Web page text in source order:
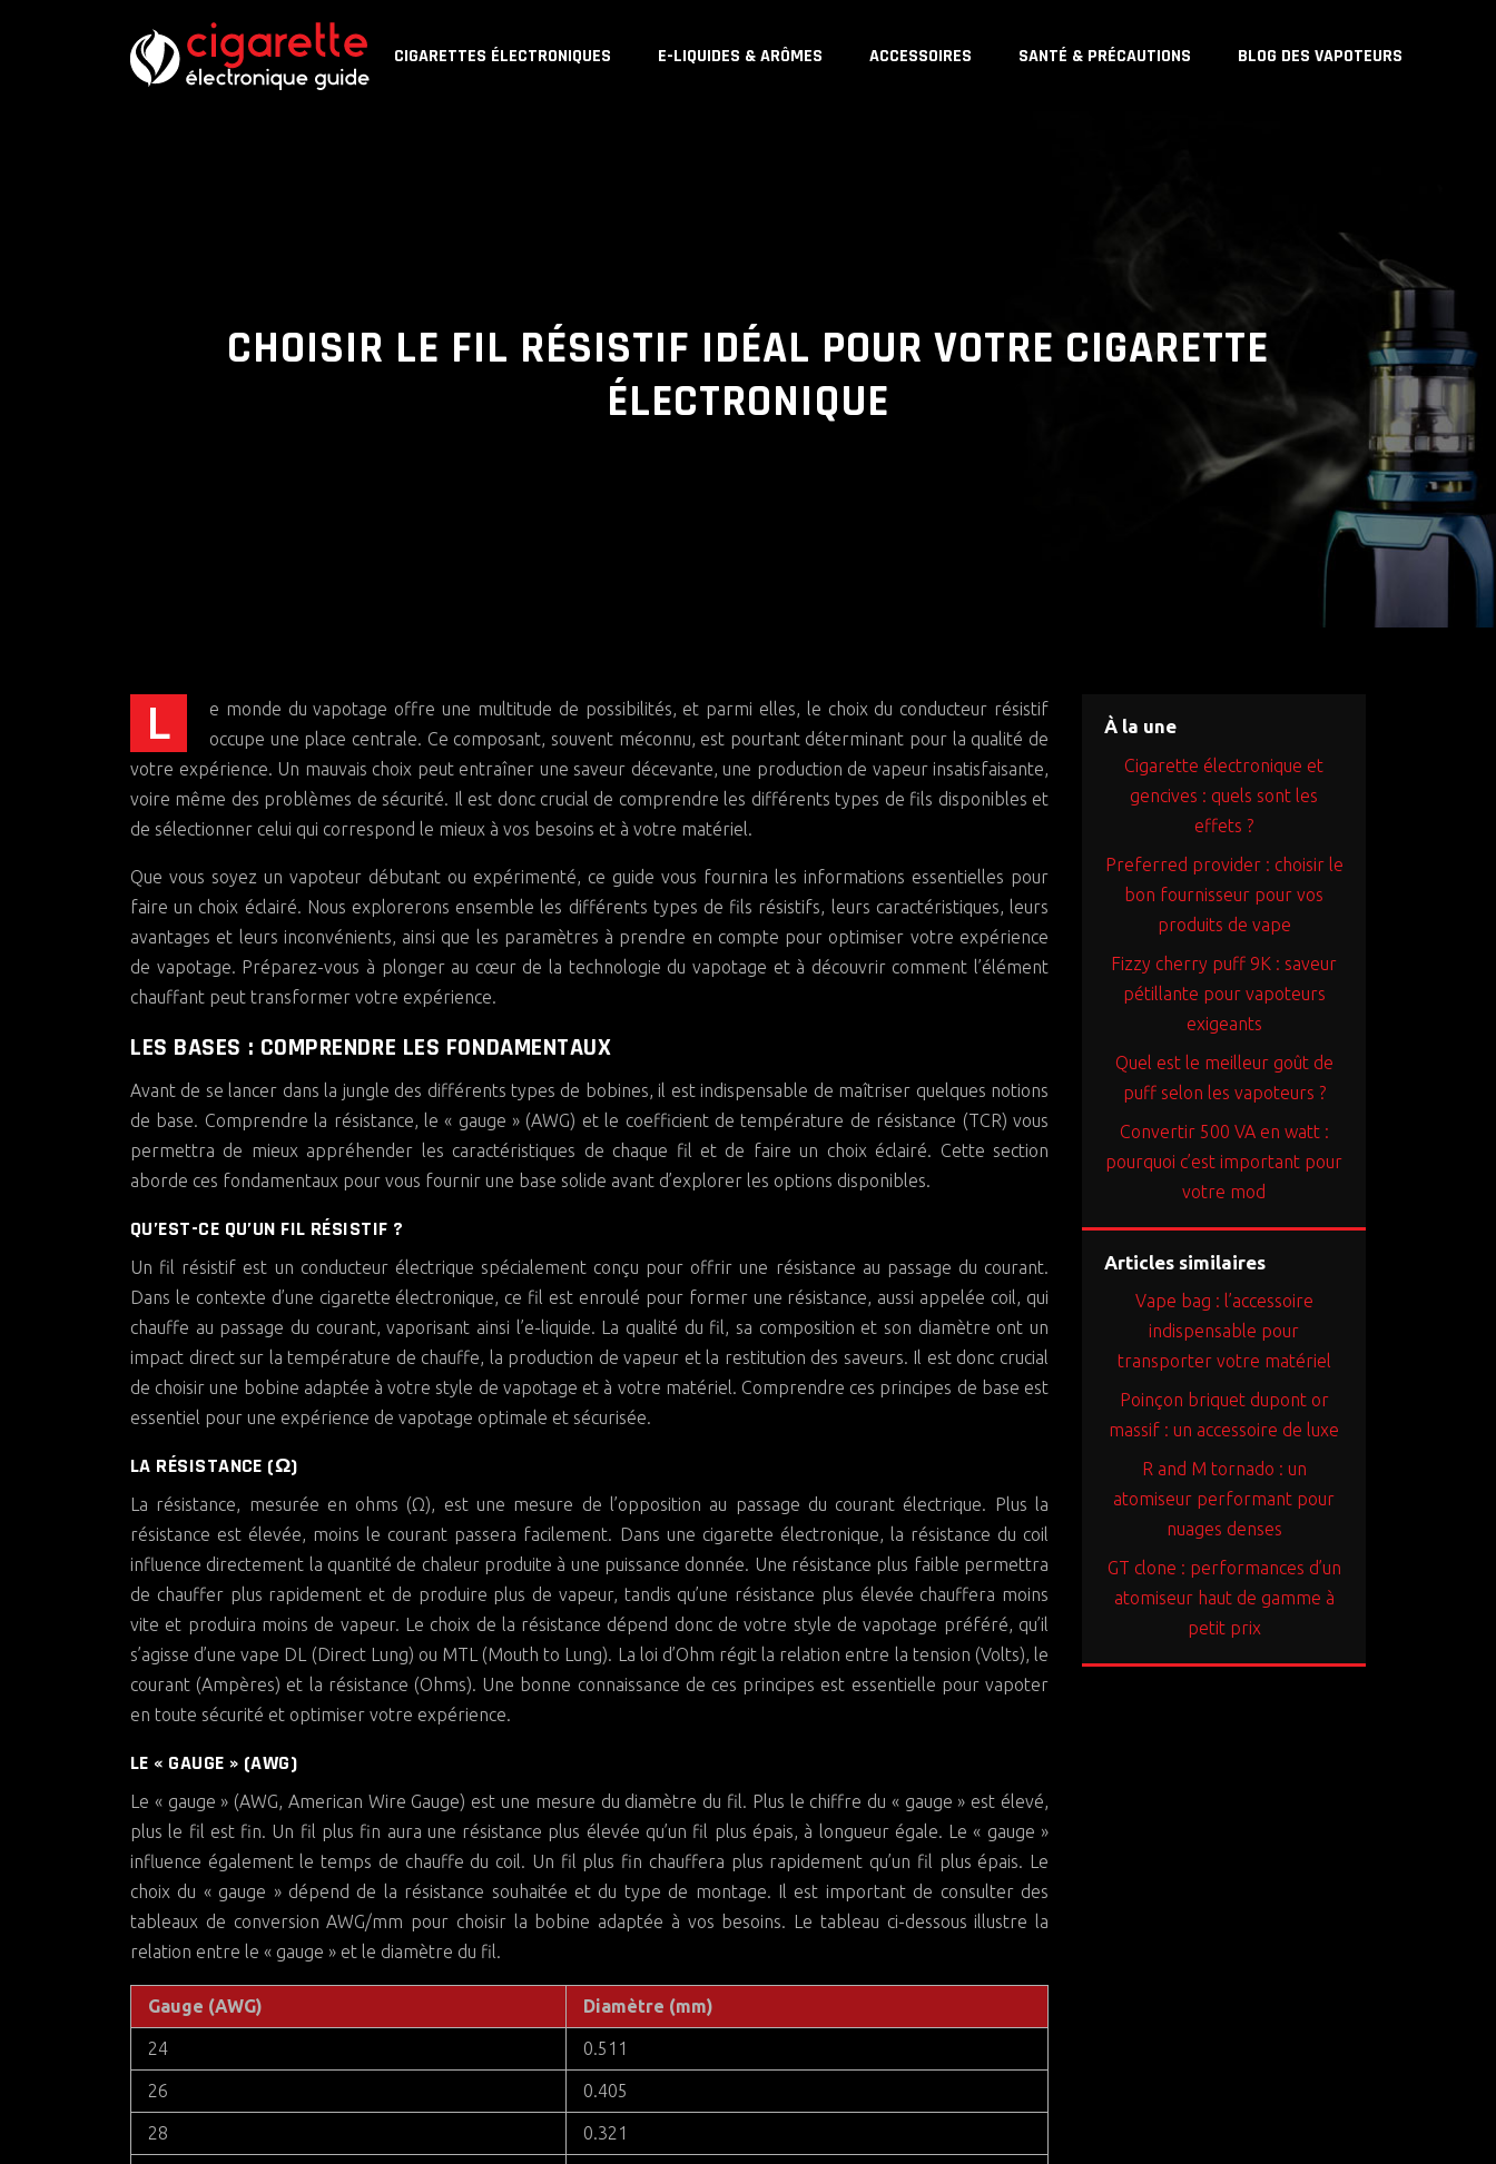
CIGARETTES ÉLECTRONIQUES E-LIQUIDES & ARÔMES ACCESSOIRES SANTÉ & PRÉCAUTIONS BLOG DES VAPOTEURS
CHOISIR LE FIL RÉSISTIF IDÉAL POUR VOTRE CIGARETTE
ÉLECTRONIQUE
Le monde du vapotage offre une multitude de possibilités, et parmi elles, le choix du conducteur résistif
occupe une place centrale. Ce composant, souvent méconnu, est pourtant déterminant pour la qualité de
votre expérience. Un mauvais choix peut entraîner une saveur décevante, une production de vapeur insatisfaisante,
voire même des problèmes de sécurité. Il est donc crucial de comprendre les différents types de fils disponibles et
de sélectionner celui qui correspond le mieux à vos besoins et à votre matériel.
Que vous soyez un vapoteur débutant ou expérimenté, ce guide vous fournira les informations essentielles pour
faire un choix éclairé. Nous explorerons ensemble les différents types de fils résistifs, leurs caractéristiques, leurs
avantages et leurs inconvénients, ainsi que les paramètres à prendre en compte pour optimiser votre expérience
de vapotage. Préparez-vous à plonger au cœur de la technologie du vapotage et à découvrir comment l’élément
chauffant peut transformer votre expérience.
LES BASES : COMPRENDRE LES FONDAMENTAUX
Avant de se lancer dans la jungle des différents types de bobines, il est indispensable de maîtriser quelques notions
de base. Comprendre la résistance, le « gauge » (AWG) et le coefficient de température de résistance (TCR) vous
permettra de mieux appréhender les caractéristiques de chaque fil et de faire un choix éclairé. Cette section
aborde ces fondamentaux pour vous fournir une base solide avant d’explorer les options disponibles.
QU’EST-CE QU’UN FIL RÉSISTIF ?
Un fil résistif est un conducteur électrique spécialement conçu pour offrir une résistance au passage du courant.
Dans le contexte d’une cigarette électronique, ce fil est enroulé pour former une résistance, aussi appelée coil, qui
chauffe au passage du courant, vaporisant ainsi l’e-liquide. La qualité du fil, sa composition et son diamètre ont un
impact direct sur la température de chauffe, la production de vapeur et la restitution des saveurs. Il est donc crucial
de choisir une bobine adaptée à votre style de vapotage et à votre matériel. Comprendre ces principes de base est
essentiel pour une expérience de vapotage optimale et sécurisée.
LA RÉSISTANCE (Ω)
La résistance, mesurée en ohms (Ω), est une mesure de l’opposition au passage du courant électrique. Plus la
résistance est élevée, moins le courant passera facilement. Dans une cigarette électronique, la résistance du coil
influence directement la quantité de chaleur produite à une puissance donnée. Une résistance plus faible permettra
de chauffer plus rapidement et de produire plus de vapeur, tandis qu’une résistance plus élevée chauffera moins
vite et produira moins de vapeur. Le choix de la résistance dépend donc de votre style de vapotage préféré, qu’il
s’agisse d’une vape DL (Direct Lung) ou MTL (Mouth to Lung). La loi d’Ohm régit la relation entre la tension (Volts), le
courant (Ampères) et la résistance (Ohms). Une bonne connaissance de ces principes est essentielle pour vapoter
en toute sécurité et optimiser votre expérience.
LE « GAUGE » (AWG)
Le « gauge » (AWG, American Wire Gauge) est une mesure du diamètre du fil. Plus le chiffre du « gauge » est élevé,
plus le fil est fin. Un fil plus fin aura une résistance plus élevée qu’un fil plus épais, à longueur égale. Le « gauge »
influence également le temps de chauffe du coil. Un fil plus fin chauffera plus rapidement qu’un fil plus épais. Le
choix du « gauge » dépend de la résistance souhaitée et du type de montage. Il est important de consulter des
tableaux de conversion AWG/mm pour choisir la bobine adaptée à vos besoins. Le tableau ci-dessous illustre la
relation entre le « gauge » et le diamètre du fil.
Gauge (AWG) Diamètre (mm)
24 0.511
26 0.405
28 0.321
À la une
Cigarette électronique et
gencives : quels sont les
effets ?
Preferred provider : choisir le
bon fournisseur pour vos
produits de vape
Fizzy cherry puff 9K : saveur
pétillante pour vapoteurs
exigeants
Quel est le meilleur goût de
puff selon les vapoteurs ?
Convertir 500 VA en watt :
pourquoi c’est important pour
votre mod
Articles similaires
Vape bag : l’accessoire
indispensable pour
transporter votre matériel
Poinçon briquet dupont or
massif : un accessoire de luxe
R and M tornado : un
atomiseur performant pour
nuages denses
GT clone : performances d’un
atomiseur haut de gamme à
petit prix